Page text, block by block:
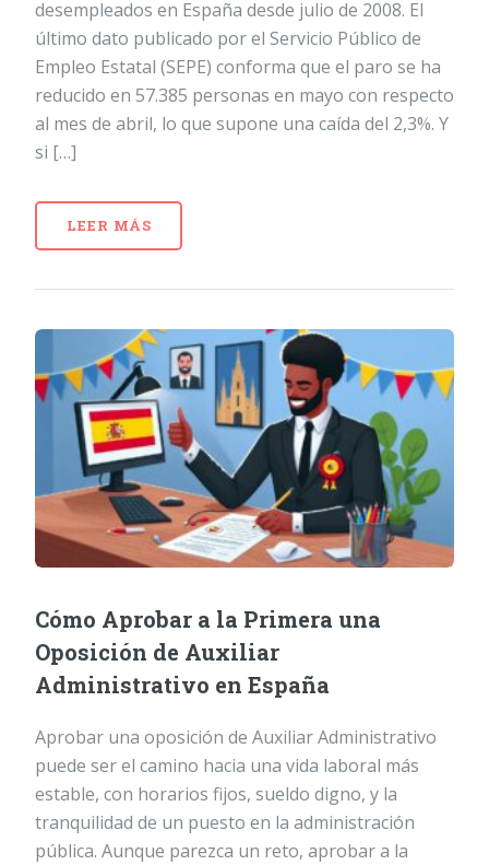
desempleados en España desde julio de 2008. El
último dato publicado por el Servicio Público de
Empleo Estatal (SEPE) conforma que el paro se ha
reducido en 57.385 personas en mayo con respecto
al mes de abril, lo que supone una caída del 2,3%. Y
si […]
LEER MÁS
Cómo Aprobar a la Primera una
Oposición de Auxiliar
Administrativo en España
Aprobar una oposición de Auxiliar Administrativo
puede ser el camino hacia una vida laboral más
estable, con horarios fijos, sueldo digno, y la
tranquilidad de un puesto en la administración
pública. Aunque parezca un reto, aprobar a la